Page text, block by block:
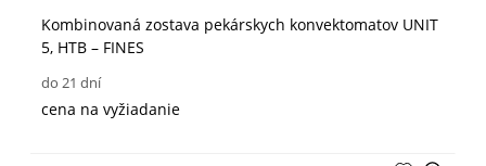
Kombinovaná zostava pekárskych konvektomatov UNIT
5, HTB – FINES
do 21 dní
cena na vyžiadanie